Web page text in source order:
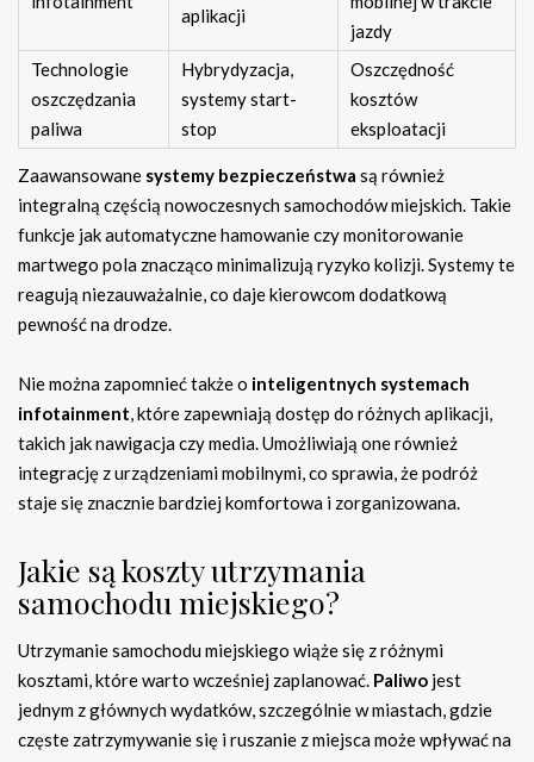
aplikacji
jazdy
Technologie
oszczędzania
paliwa
Hybrydyzacja,
systemy start-
stop
Oszczędność
kosztów
eksploatacji
Zaawansowane systemy bezpieczeństwa są również
integralną częścią nowoczesnych samochodów miejskich. Takie
funkcje jak automatyczne hamowanie czy monitorowanie
martwego pola znacząco minimalizują ryzyko kolizji. Systemy te
reagują niezauważalnie, co daje kierowcom dodatkową
pewność na drodze.
Nie można zapomnieć także o inteligentnych systemach
infotainment, które zapewniają dostęp do różnych aplikacji,
takich jak nawigacja czy media. Umożliwiają one również
integrację z urządzeniami mobilnymi, co sprawia, że podróż
staje się znacznie bardziej komfortowa i zorganizowana.
Jakie są koszty utrzymania
samochodu miejskiego?
Utrzymanie samochodu miejskiego wiąże się z różnymi
kosztami, które warto wcześniej zaplanować. Paliwo jest
jednym z głównych wydatków, szczególnie w miastach, gdzie
częste zatrzymywanie się i ruszanie z miejsca może wpływać na